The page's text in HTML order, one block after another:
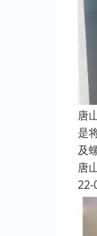
唐
是
及
唐
22-